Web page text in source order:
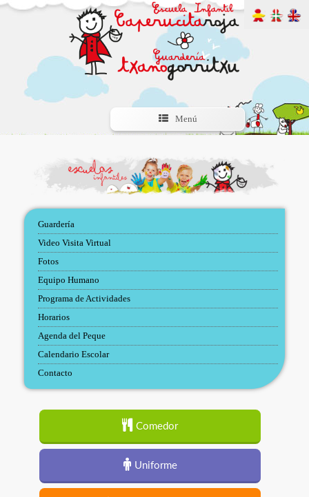
Menú
Guardería
Video Visita Virtual
Fotos
Equipo Humano
Programa de Actividades
Horarios
Agenda del Peque
Calendario Escolar
Contacto
Comedor
Uniforme